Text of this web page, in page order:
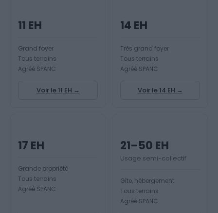
11 EH
Grand foyer
Tous terrains
Agréé SPANC
Voir le 11 EH →
14 EH
Très grand foyer
Tous terrains
Agréé SPANC
Voir le 14 EH →
17 EH
Grande propriété
Tous terrains
Agréé SPANC
21–50 EH
Usage semi-collectif
Gîte, hébergement
Tous terrains
Agréé SPANC